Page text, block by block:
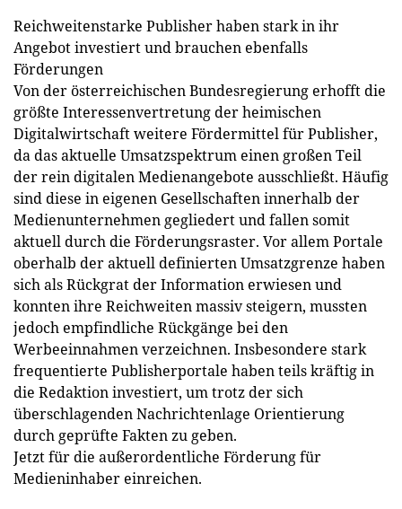
Reichweitenstarke Publisher haben stark in ihr
Angebot investiert und brauchen ebenfalls
Förderungen
Von der österreichischen Bundesregierung erhofft die
größte Interessenvertretung der heimischen
Digitalwirtschaft weitere Fördermittel für Publisher,
da das aktuelle Umsatzspektrum einen großen Teil
der rein digitalen Medienangebote ausschließt. Häufig
sind diese in eigenen Gesellschaften innerhalb der
Medienunternehmen gegliedert und fallen somit
aktuell durch die Förderungsraster. Vor allem Portale
oberhalb der aktuell definierten Umsatzgrenze haben
sich als Rückgrat der Information erwiesen und
konnten ihre Reichweiten massiv steigern, mussten
jedoch empfindliche Rückgänge bei den
Werbeeinnahmen verzeichnen. Insbesondere stark
frequentierte Publisherportale haben teils kräftig in
die Redaktion investiert, um trotz der sich
überschlagenden Nachrichtenlage Orientierung
durch geprüfte Fakten zu geben.
Jetzt für die außerordentliche Förderung für
Medieninhaber einreichen.